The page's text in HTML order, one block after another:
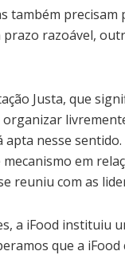
também
razoável,
Justa, que
nesse
em
reuniu com as
a iFood instituiu
que a